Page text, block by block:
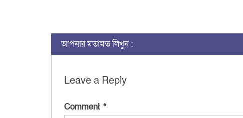
আপনার মতামত লিখুন :
Leave a Reply
Comment *